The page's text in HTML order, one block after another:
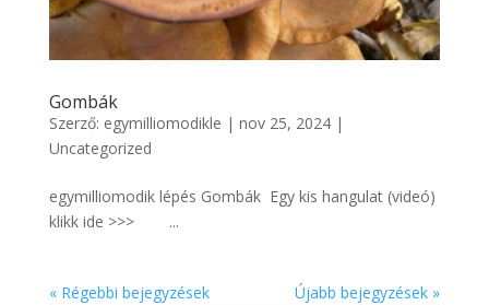
Gombák
Szerző: egymilliomodikle | nov 25, 2024|
Uncategorized
egymilliomodik lépés Gombák Egy kis hangulat (videó)
klikk ide >>> ...
« Régebbi bejegyzések
Újabb bejegyzések »